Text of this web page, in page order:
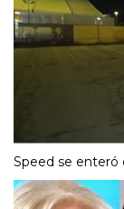
Speed se enteró